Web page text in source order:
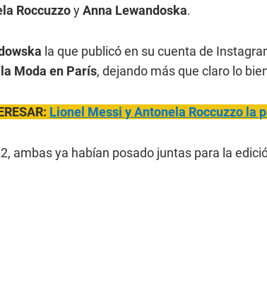
RoccuzzoyAnna Lewandoska.
la que publicó en su cuenta de
Moda en París, dejando más que claro lo
Lionel Messi y Antonela Roccuzzo la
ambas ya habían posado juntas para la